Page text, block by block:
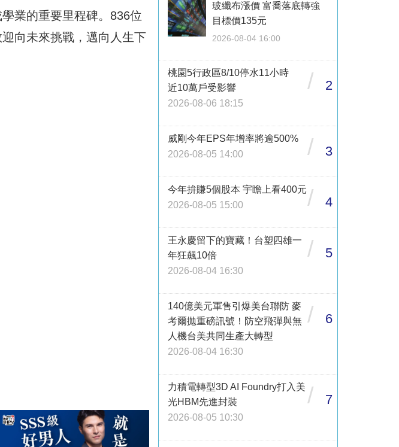
業的重要里程碑。836位
向未來挑戰，邁向人生下
玻纖布漲價 富喬落底轉強
目標價135元
2026-08-04 16:00
桃園5行政區8/10停水11小時
近10萬戶受影響
2026-08-06 18:15
/ 2
威剛今年EPS年增率將逾500%
2026-08-05 14:00
/ 3
今年拚賺5個股本 宇瞻上看400元
2026-08-05 15:00
/ 4
王永慶留下的寶藏！台塑四雄一
年狂飆10倍
2026-08-04 16:30
/ 5
140億美元軍售引爆美台聯防 麥
考爾拋重磅訊號！防空飛彈與無
人機台美共同生產大轉型
2026-08-04 16:30
/ 6
力積電轉型3D AI Foundry打入美
光HBM先進封裝
2026-08-05 10:30
/ 7